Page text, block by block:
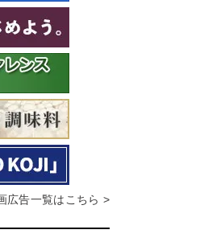
広告一覧はこちら >